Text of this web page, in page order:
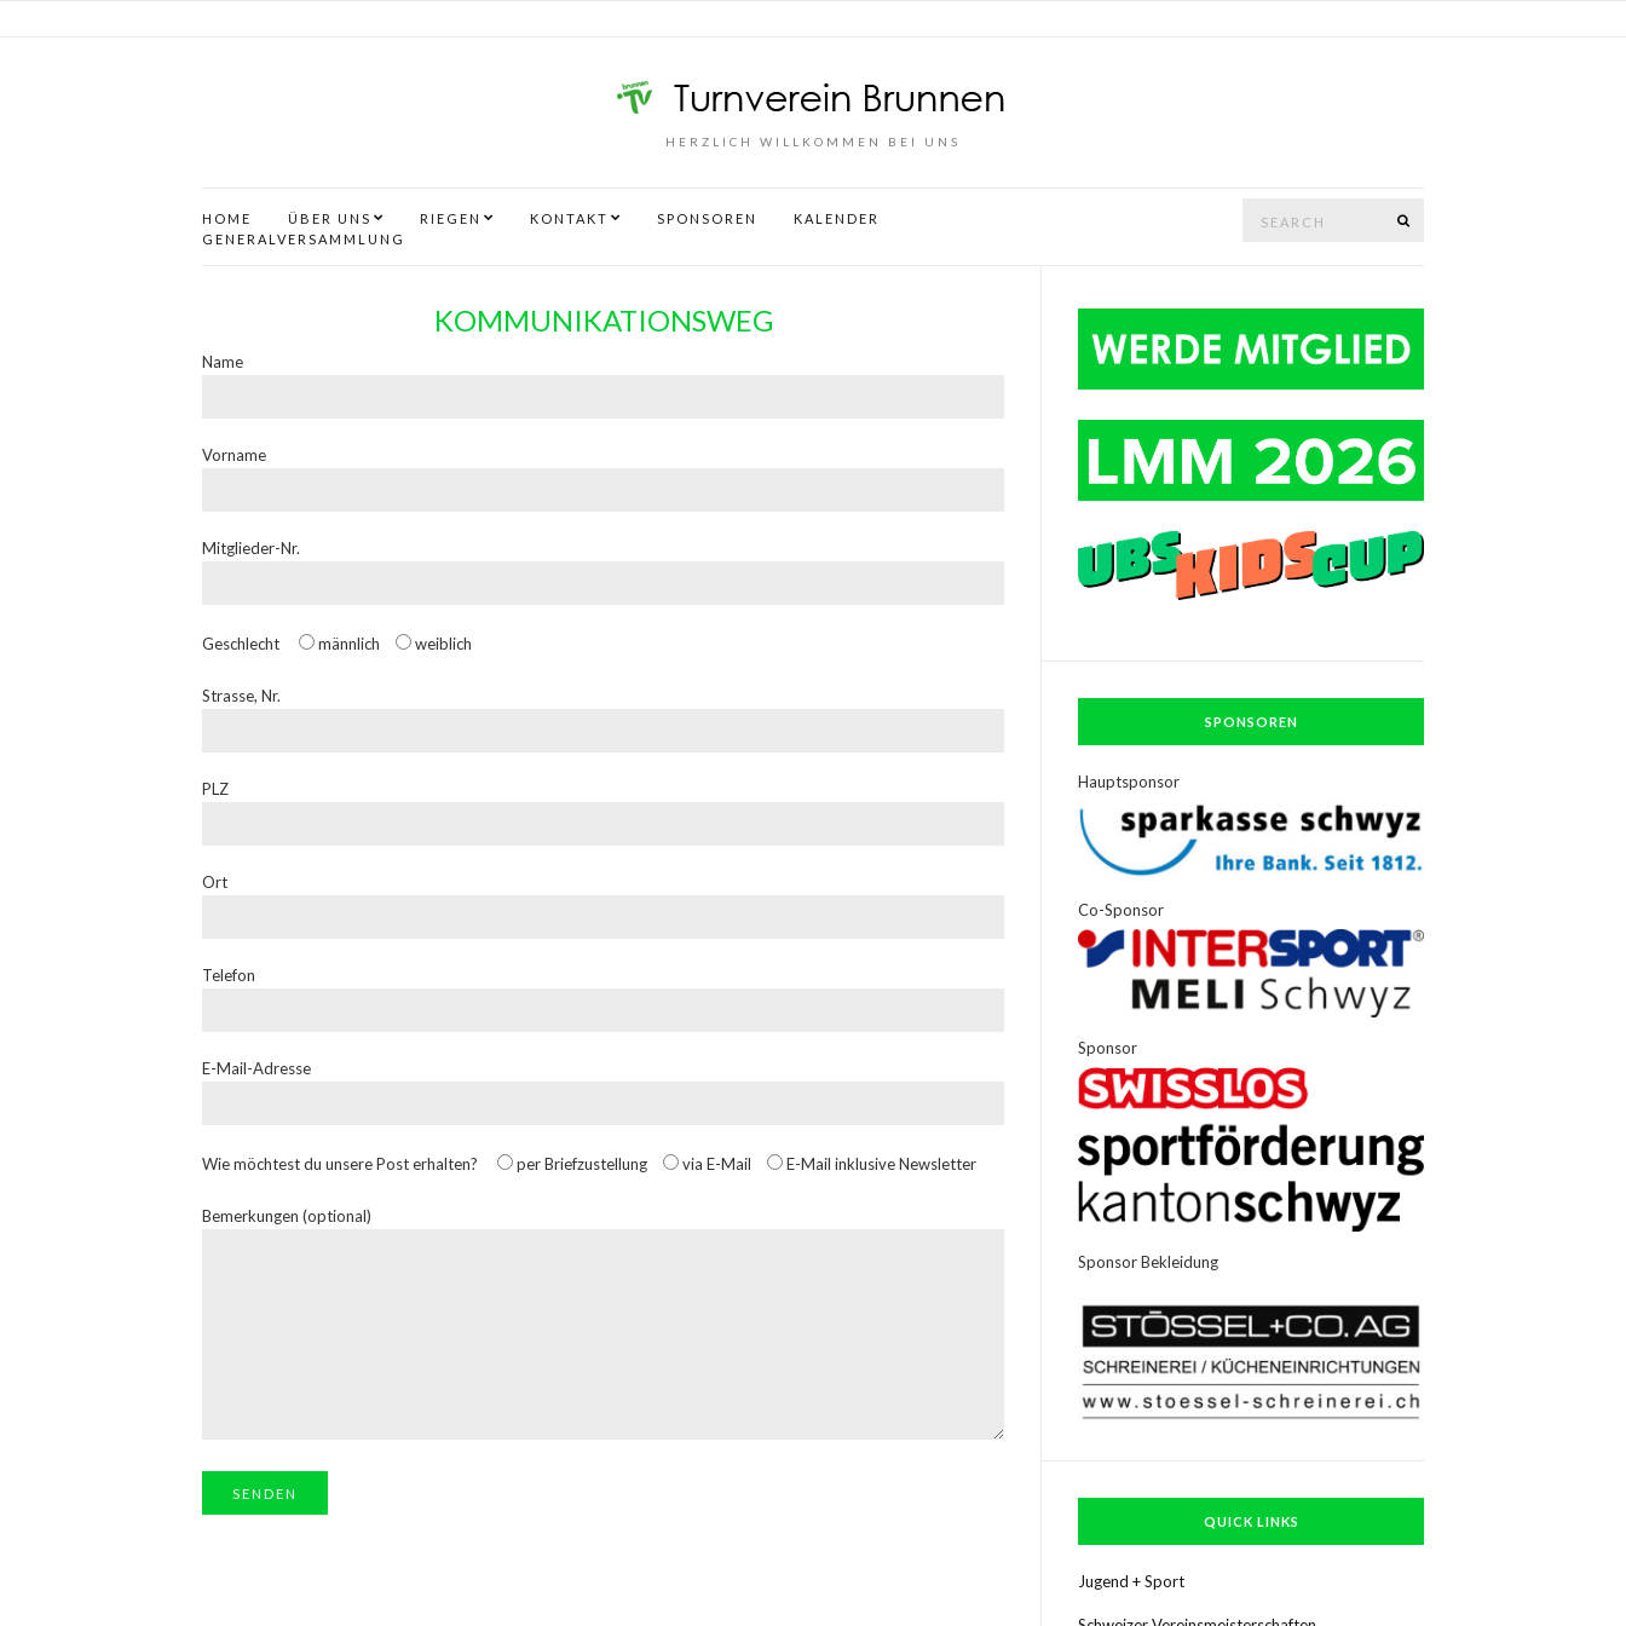
HERZLICH WILLKOMMEN BEI UNS
HOME ÜBER UNS RIEGEN KONTAKT SPONSOREN
KALENDER
GENERALVERSAMMLUNG
KOMMUNIKATIONSWEG
Name
Vorname
Mitglieder-Nr.
Geschlecht männlich weiblich
Strasse, Nr.
PLZ
Ort
Telefon
E-Mail-Adresse
Wie möchtest du unsere Post erhalten? per Briefzustellung via E-Mail E-Mail inklusive Newsletter
Bemerkungen (optional)
SPONSOREN
Hauptsponsor
Co-Sponsor
Sponsor
Sponsor Bekleidung
QUICK LINKS
Jugend + Sport